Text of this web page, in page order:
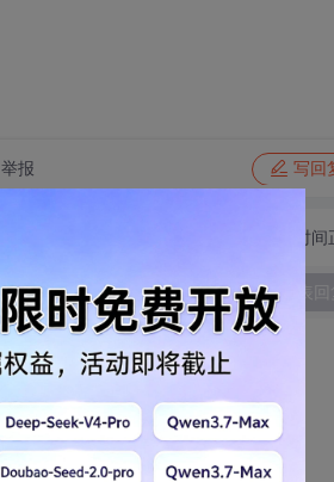
举报 写回
切换为时间
发表回